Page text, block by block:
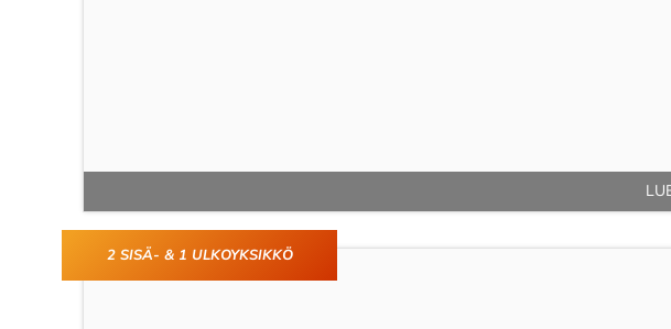
2 SISÄ- & 1 ULKOYKSIKKÖ